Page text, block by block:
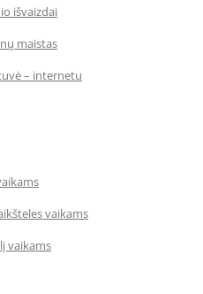
išvaizdai
maistas
– internetu
vaikams
vaikams